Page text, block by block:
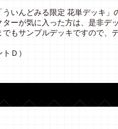
ういんどみる限定 花単デッキ」
ーが気に入った方は、是非デ
もサンプルデッキですので、
Ｄ）